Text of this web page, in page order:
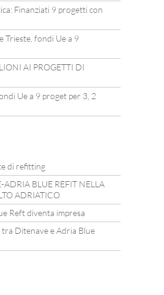
Finanziati 9 progetti con
Trieste, fondi Ue a 9
AI PROGETTI DI
Ue a 9 proget per 3, 2
di refitting
ADRIA BLUE REFIT NELLA
ADRIATICO
Reft diventa impresa
tra Ditenave e Adria Blue